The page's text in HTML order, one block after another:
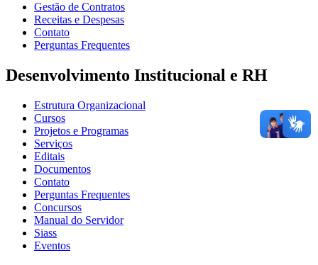
Gestão de Contratos
Receitas e Despesas
Contato
Perguntas Frequentes
Desenvolvimento Institucional e RH
Estrutura Organizacional
Cursos
Projetos e Programas
Serviços
Editais
Documentos
Contato
Perguntas Frequentes
Concursos
Manual do Servidor
Siass
Eventos